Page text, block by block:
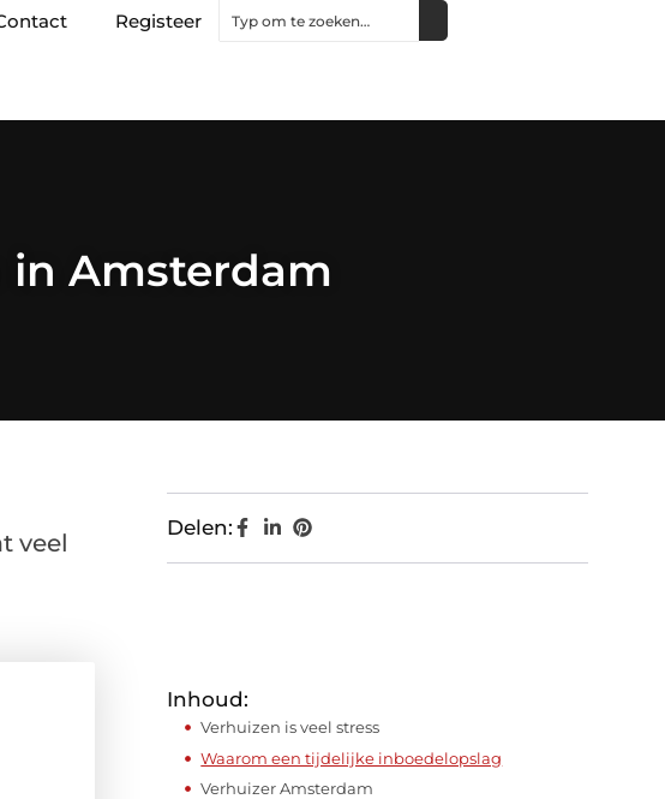
Registeer
in Amsterdam
veel
Delen:
Inhoud:
Verhuizen is veel stress
Waarom een tijdelijke inboedelopslag
Verhuizer Amsterdam